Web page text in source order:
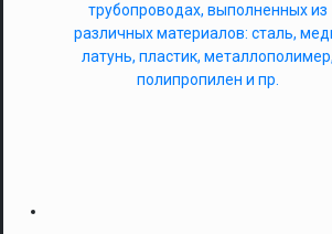
трубопроводах, выполненных из
различных материалов: сталь,
латунь, пластик, металлополимер,
полипропилен и пр.